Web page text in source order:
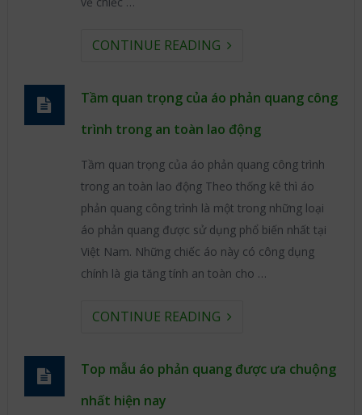
CONTINUE READING
Tầm quan trọng của áo phản quang công
trình trong an toàn lao động
Tầm quan trọng của áo phản quang công trình
trong an toàn lao động Theo thống kê thì áo
phản quang công trình là một trong những loại
áo phản quang được sử dụng phổ biến nhất tại
Việt Nam. Những chiếc áo này có công dụng
chính là gia tăng tính an toàn cho …
CONTINUE READING
Top mẫu áo phản quang được ưa chuộng
nhất hiện nay